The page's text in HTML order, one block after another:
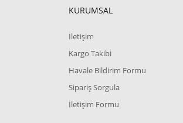
KURUMSAL
İletişim
Kargo Takibi
Havale Bildirim Formu
Sipariş Sorgula
İletişim Formu